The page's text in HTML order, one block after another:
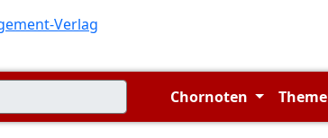
Chornoten